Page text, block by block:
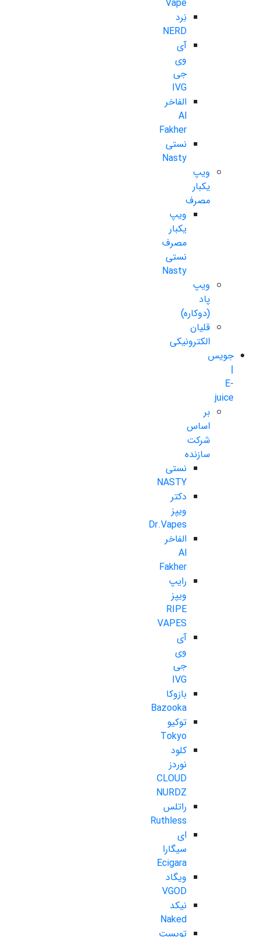
Vape
نِرد
NERD
آی
وی
جی
IVG
الفاخر
Al
Fakher
نستی
Nasty
ویپ
یکبار
مصرف
ویپ
یکبار
مصرف
نستی
Nasty
ویپ
پاد
(دوکاره)
قلیان
الکترونیکی
جویس
|
E-
juice
بر
اساس
شرکت
سازنده
نستی
NASTY
دکتر
ویپز
Dr.Vapes
الفاخر
Al
Fakher
رایپ
ویپز
RIPE
VAPES
آی
وی
جی
IVG
بازوکا
Bazooka
توکیو
Tokyo
کلود
نوردز
CLOUD
NURDZ
راتلس
Ruthless
ای
سیگارا
Ecigara
ویگاد
VGOD
نیکد
Naked
تویست